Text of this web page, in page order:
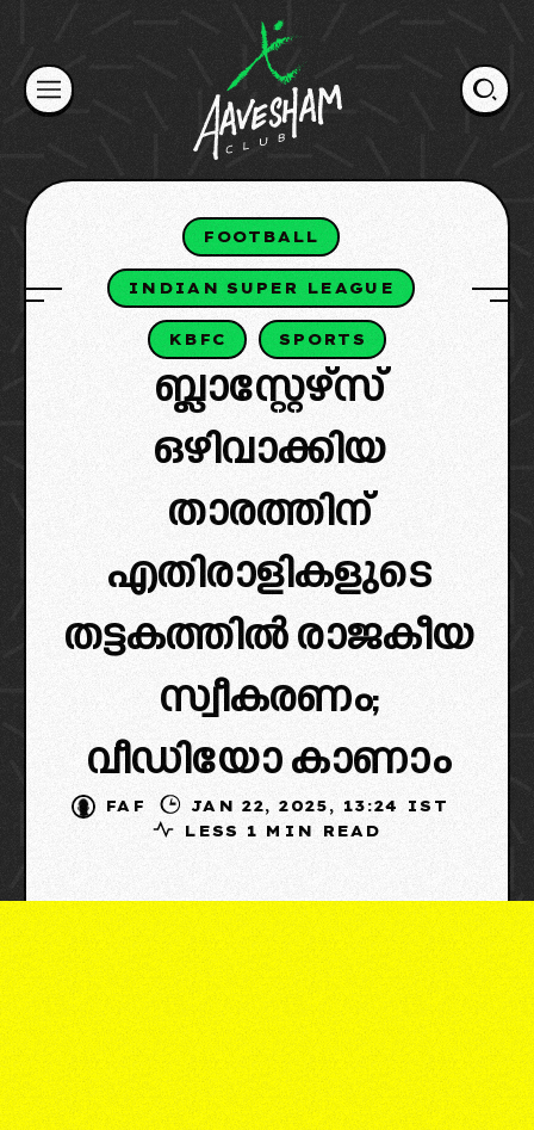
content
FOOTBALL
INDIAN SUPER LEAGUE
KBFC SPORTS
ബ്ലാസ്റ്റേഴ്‌സ്
ഒഴിവാക്കിയ
താരത്തിന്
എതിരാളികളുടെ
തട്ടകത്തിൽ രാജകീയ
സ്വീകരണം;
വീഡിയോ കാണാം
FAF
JAN 22, 2025, 13:24 IST
LESS 1 MIN READ